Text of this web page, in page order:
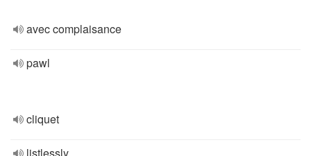
avec complaisance
pawl
cliquet